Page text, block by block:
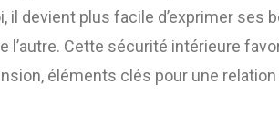
il devient plus facile d’exprimer ses
l’autre. Cette sécurité intérieure
éléments clés pour une